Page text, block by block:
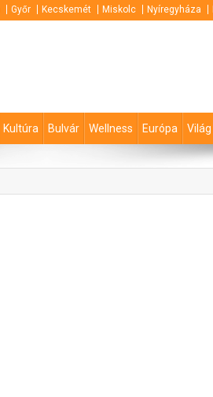
Győr Kecskemét Miskolc Nyíregyháza
Kultúra Bulvár Wellness Európa Világ